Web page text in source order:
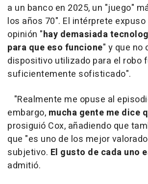
a un banco en 2025, un "juego"
los años 70". El intérprete expuso
opinión "hay demasiada
para que eso funcione" y que no
dispositivo utilizado para el robo
suficientemente sofisticado".
"Realmente me opuse al
embargo, mucha gente me dice
prosiguió Cox, añadiendo que
que "es uno de los mejor
subjetivo. El gusto de cada uno
admitió.